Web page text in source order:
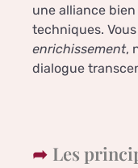
une alliance
techniques.
enrichissement,
dialogue
Les